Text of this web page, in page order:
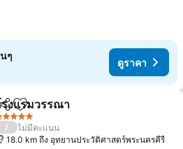
ๆ
ดูราคา
ชร์ เพิ่มในรายการโปรด
งแรมวรรณา
ดาว
/
ไม่มีคะแนน
18.0 km ถึง อุทยานประวัติศาสตร์พระนครคีรี